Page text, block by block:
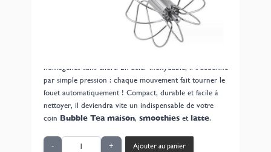
8,90 € TTC
Le fouet rotatif semi-automatique My Bubble Tea est
l’accessoire idéal pour mélanger vospoudres de
homogènes sans effort. En acier inoxydable, il s’actionne
par simple pression : chaque mouvement fait tourner le
fouet automatiquement ! Compact, durable et facile à
nettoyer, il deviendra vite un indispensable de votre
coin Bubble Tea maison, smoothieset latte.
Quantité
- + Ajouter au panier